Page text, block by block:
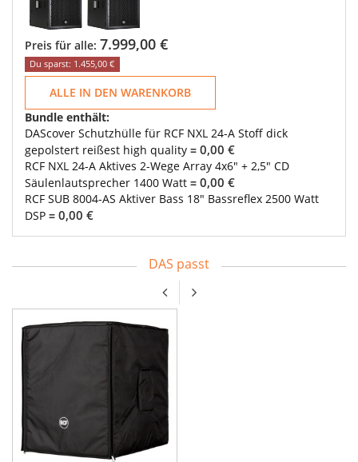
Preis für alle: 7.999,00 €
Du sparst: 1.455,00 €
ALLE IN DEN WARENKORB
Bundle enthält:
DAScover Schutzhülle für RCF NXL 24-A Stoff dick
gepolstert reißest high quality = 0,00 €
RCF NXL 24-A Aktives 2-Wege Array 4x6" + 2,5" CD
Säulenlautsprecher 1400 Watt = 0,00 €
RCF SUB 8004-AS Aktiver Bass 18" Bassreflex 2500 Watt
DSP = 0,00 €
DAS passt